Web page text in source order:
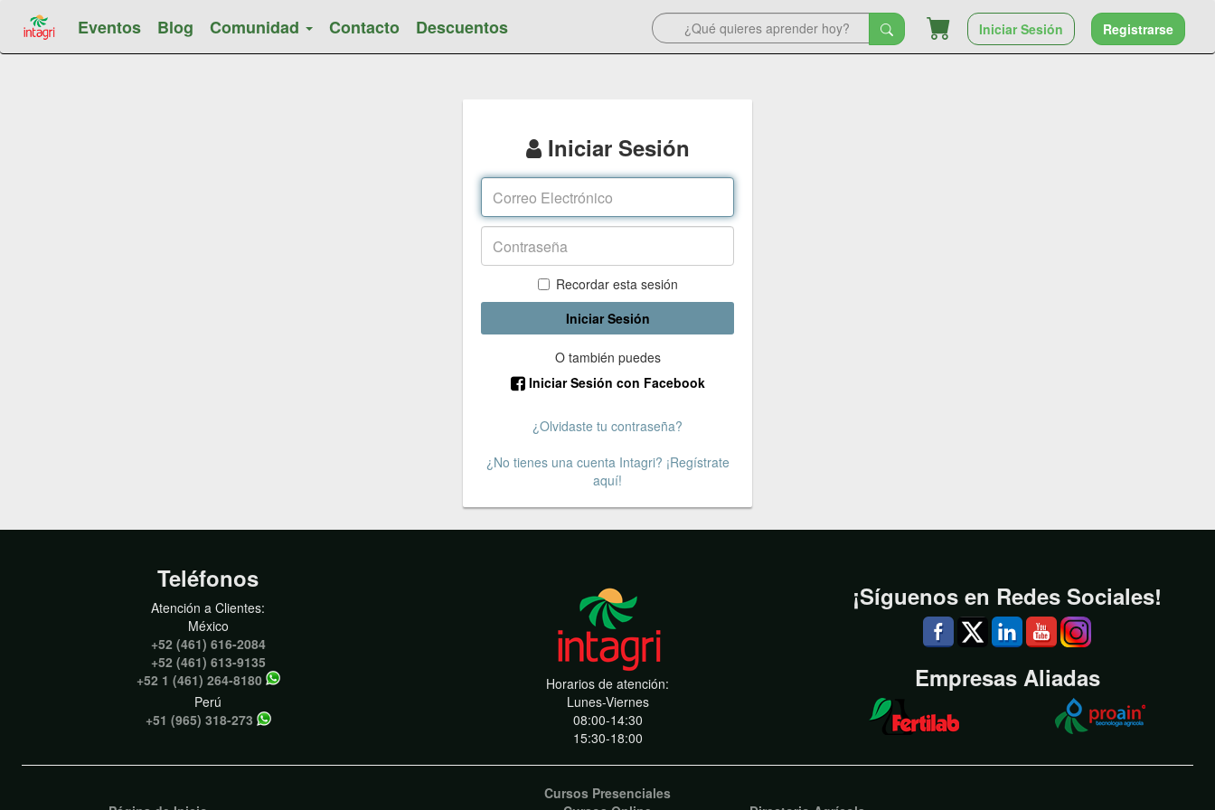
Eventos Blog Comunidad Contacto Descuentos Iniciar Sesión Registrarse
Iniciar Sesión
Recordar esta sesión
Iniciar Sesión
O también puedes
Iniciar Sesión con Facebook
¿Olvidaste tu contraseña?
¿No tienes una cuenta Intagri? ¡Regístrate
aquí!
Teléfonos
Atención a Clientes:
México
+52 (461) 616-2084
+52 (461) 613-9135
+52 1 (461) 264-8180
Perú
+51 (965) 318-273
Horarios de atención:
Lunes-Viernes
08:00-14:30
15:30-18:00
¡Síguenos en Redes Sociales!
Empresas Aliadas
Cursos Presenciales